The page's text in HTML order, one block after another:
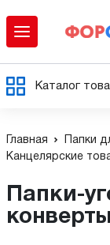
Каталог
Главная
Папки
Канцелярские
Папки-уголки, папки-
конверты